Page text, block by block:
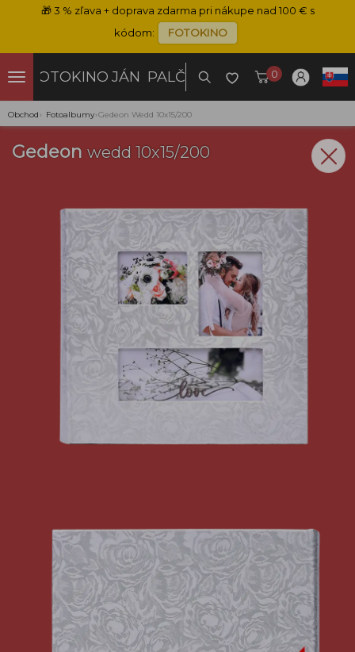
🎁3 % zľava + doprava zdarma pri nákupe nad 100 € s
kódom:
FOTOKINO
FOTOKINO JÁN PALČO 0
Obchod › Fotoalbumy›Gedeon Wedd 10x15/200
Gedeon wedd 10x15/200